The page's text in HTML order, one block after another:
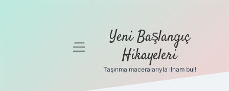
menüyü
Yeni Başlangıç
Hikayeleri
Taşınma maceralarıyla ilham bul!